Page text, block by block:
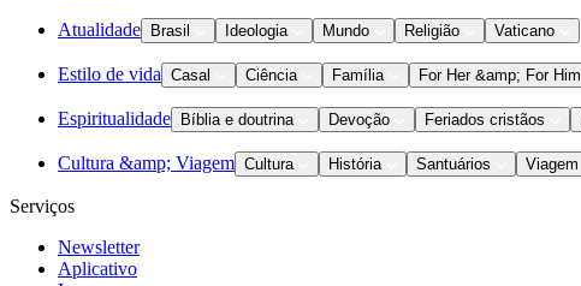
Atualidade Brasil Ideologia Mundo Religião Vaticano
Estilo de vida Casal Ciência Família For Her &amp; For Him
Espiritualidade Bíblia e doutrina Devoção Feriados cristãos
Cultura &amp; Viagem Cultura História Santuários Viagem
Serviços
Newsletter
Aplicativo